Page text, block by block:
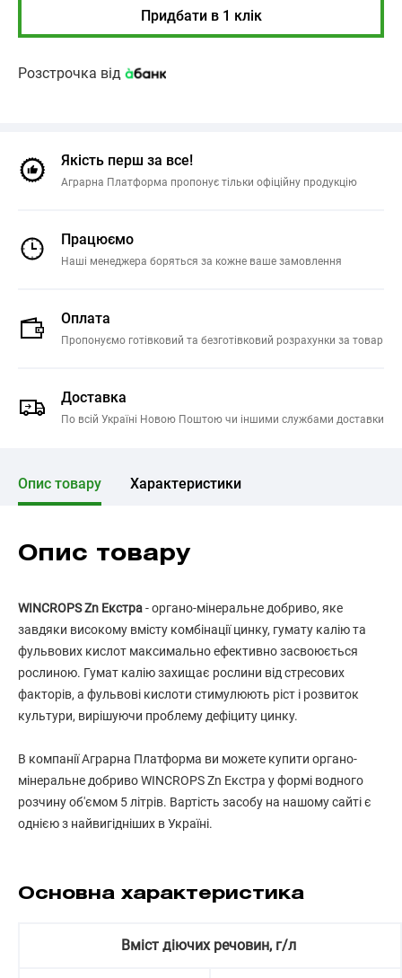
Придбати в 1 клік
Розстрочка від
Якість перш за все!
Аграрна Платформа пропонує тільки офіційну продукцію
Працюємо
Наші менеджера боряться за кожне ваше замовлення
Оплата
Пропонуємо готівковий та безготівковий розрахунки за товар
Доставка
По всій Україні Новою Поштою чи іншими службами доставки
Опис товару Характеристики
Опис товару
WINCROPS Zn Екстра- органо-мінеральне добриво, яке
завдяки високому вмісту комбінації цинку, гумату калію та
фульвових кислот максимально ефективно засвоюється
рослиною. Гумат калію захищає рослини від стресових
факторів, а фульвові кислоти стимулюють ріст і розвиток
культури, вирішуючи проблему дефіциту цинку.
В компанії Аграрна Платформа ви можете купити органо-
мінеральне добриво WINCROPS Zn Екстра у формі водного
розчину об'ємом 5 літрів. Вартість засобу на нашому сайті є
однією з найвигідніших в Україні.
Основна характеристика
Вміст діючих речовин, г/л